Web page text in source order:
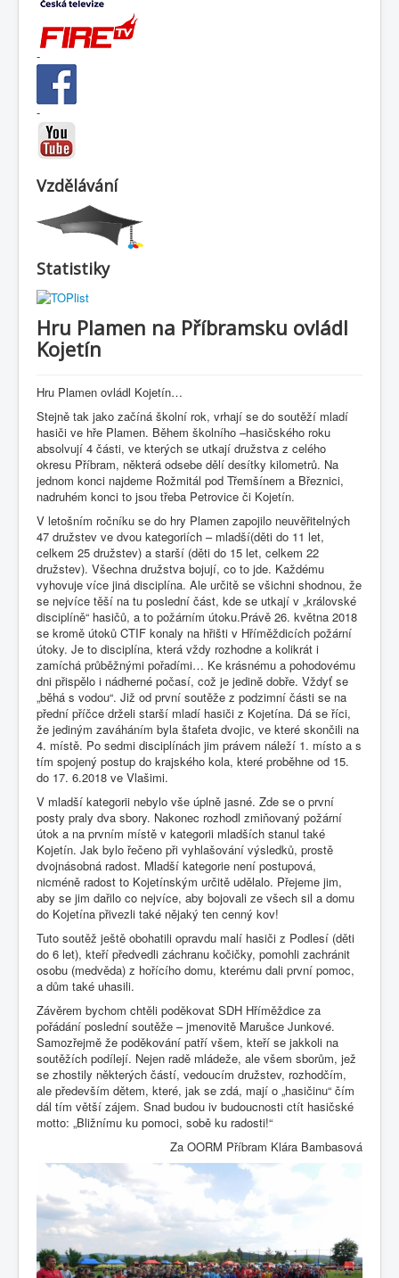
-
-
Vzdělávání
Statistiky
Hru Plamen na Příbramsku ovládl
Kojetín
Hru Plamen ovládl Kojetín…
Stejně tak jako začíná školní rok, vrhají se do soutěží mladí
hasiči ve hře Plamen. Během školního –hasičského roku
absolvují 4 části, ve kterých se utkají družstva z celého
okresu Příbram, některá odsebe dělí desítky kilometrů. Na
jednom konci najdeme Rožmitál pod Třemšínem a Březnici,
nadruhém konci to jsou třeba Petrovice či Kojetín.
V letošním ročníku se do hry Plamen zapojilo neuvěřitelných
47 družstev ve dvou kategoriích – mladší(děti do 11 let,
celkem 25 družstev) a starší (děti do 15 let, celkem 22
družstev). Všechna družstva bojují, co to jde. Každému
vyhovuje více jiná disciplína. Ale určitě se všichni shodnou, že
se nejvíce těší na tu poslední část, kde se utkají v „královské
disciplíně“ hasičů, a to požárním útoku.Právě 26. května 2018
se kromě útoků CTIF konaly na hřišti v Hříměždicích požární
útoky. Je to disciplína, která vždy rozhodne a kolikrát i
zamíchá průběžnými pořadími… Ke krásnému a pohodovému
dni přispělo i nádherné počasí, což je jedině dobře. Vždyť se
„běhá s vodou“. Již od první soutěže z podzimní části se na
přední příčce drželi starší mladí hasiči z Kojetína. Dá se říci,
že jediným zaváháním byla štafeta dvojic, ve které skončili na
4. místě. Po sedmi disciplínách jim právem náleží 1. místo a s
tím spojený postup do krajského kola, které proběhne od 15.
do 17. 6.2018 ve Vlašimi.
V mladší kategorii nebylo vše úplně jasné. Zde se o první
posty praly dva sbory. Nakonec rozhodl zmiňovaný požární
útok a na prvním místě v kategorii mladších stanul také
Kojetín. Jak bylo řečeno při vyhlašování výsledků, prostě
dvojnásobná radost. Mladší kategorie není postupová,
nicméně radost to Kojetínským určitě udělalo. Přejeme jim,
aby se jim dařilo co nejvíce, aby bojovali ze všech sil a domu
do Kojetína přivezli také nějaký ten cenný kov!
Tuto soutěž ještě obohatili opravdu malí hasiči z Podlesí (děti
do 6 let), kteří předvedli záchranu kočičky, pomohli zachránit
osobu (medvěda) z hořícího domu, kterému dali první pomoc,
a dům také uhasili.
Závěrem bychom chtěli poděkovat SDH Hříměždice za
pořádání poslední soutěže – jmenovitě Marušce Junkové.
Samozřejmě že poděkování patří všem, kteří se jakkoli na
soutěžích podílejí. Nejen radě mládeže, ale všem sborům, jež
se zhostily některých částí, vedoucím družstev, rozhodčím,
ale především dětem, které, jak se zdá, mají o „hasičinu“ čím
dál tím větší zájem. Snad budou iv budoucnosti ctít hasičské
motto: „Bližnímu ku pomoci, sobě ku radosti!“
Za OORM Příbram Klára Bambasová